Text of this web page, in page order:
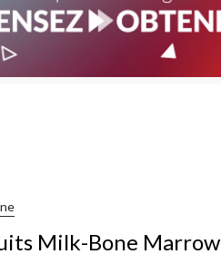
Milk-Bone Marrow